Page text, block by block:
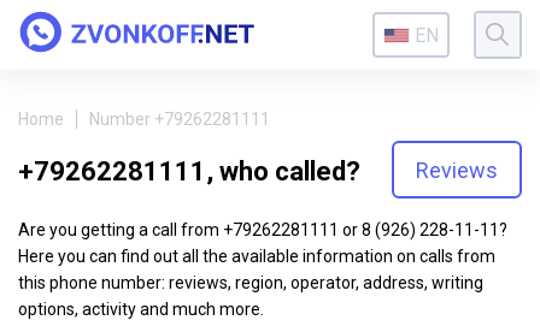
EN
Home Number +79262281111
+79262281111, who called? Reviews
Are you getting a call from +79262281111 or 8 (926) 228-11-11?
Here you can find out all the available information on calls from
this phone number: reviews, region, operator, address, writing
options, activity and much more.